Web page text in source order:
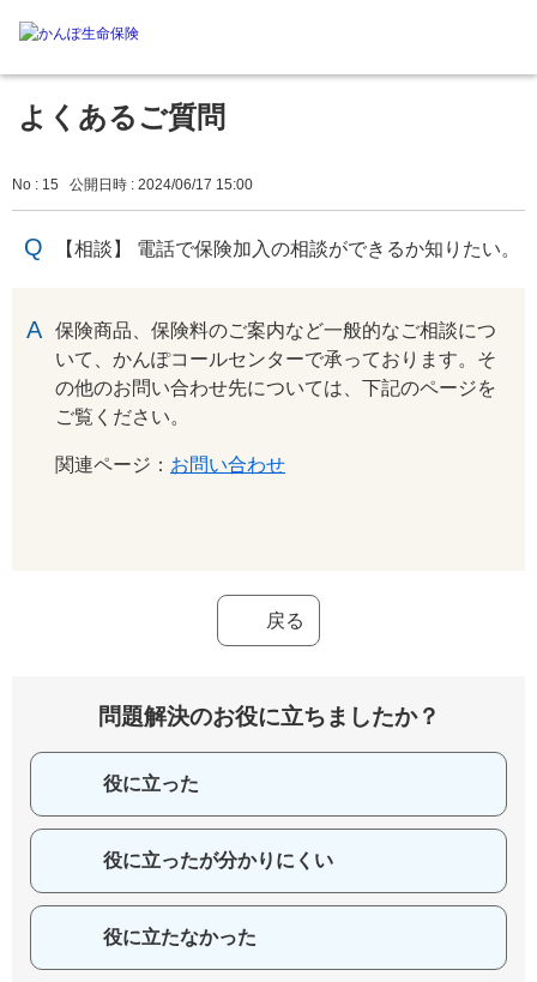
よくあるご質問
No : 15 公開日時 : 2024/06/17 15:00
【相談】 電話で保険加入の相談ができるか知りたい。
保険商品、保険料のご案内など一般的なご相談につ
いて、かんぽコールセンターで承っております。そ
の他のお問い合わせ先については、下記のページを
ご覧ください。
関連ページ： お問い合わせ
戻る
問題解決のお役に立ちましたか？
役に立った
役に立ったが分かりにくい
役に立たなかった